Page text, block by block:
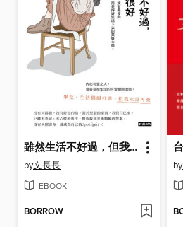
雖然生活不好過，但我過得很好
by文長長
EBOOK
BORROW
by